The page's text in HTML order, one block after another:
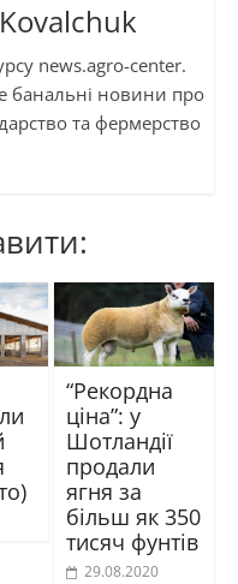
news.agro-center.
банальні новини про
та фермерство
“Рекордна
ціна”: у
Шотландії
продали
ягня за
більш як 350
тисяч фунтів
29.08.2020